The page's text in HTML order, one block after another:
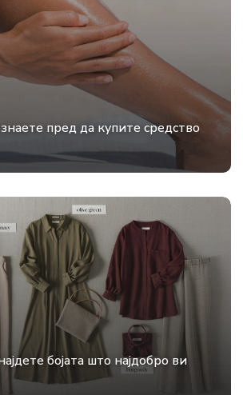
пред да купите средство
бојата што најдобро ви